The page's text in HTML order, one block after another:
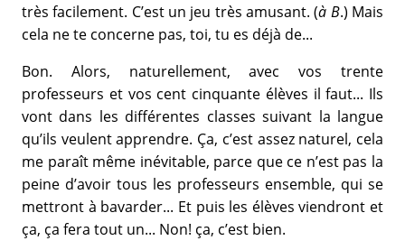
très facilement. C’est un jeu très amusant. (à B.) Mais
cela ne te concerne pas, toi, tu es déjà de...
Bon. Alors, naturellement, avec vos trente
professeurs et vos cent cinquante élèves il faut... Ils
vont dans les différentes classes suivant la langue
qu’ils veulent apprendre. Ça, c’est assez naturel, cela
me paraît même inévitable, parce que ce n’est pas la
peine d’avoir tous les professeurs ensemble, qui se
mettront à bavarder... Et puis les élèves viendront et
ça, ça fera tout un... Non! ça, c’est bien.